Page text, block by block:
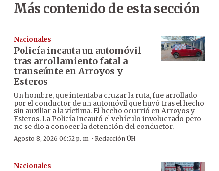
Más contenido de esta sección
Nacionales
Policía incauta un automóvil
tras arrollamiento fatal a
transeúnte en Arroyos y
Esteros
Un hombre, que intentaba cruzar la ruta, fue arrollado
por el conductor de un automóvil que huyó tras el hecho
sin auxiliar a la víctima. El hecho ocurrió en Arroyos y
Esteros. La Policía incautó el vehículo involucrado pero
no se dio a conocer la detención del conductor.
Agosto 8, 2026 06:52 p. m. · Redacción ÚH
Nacionales